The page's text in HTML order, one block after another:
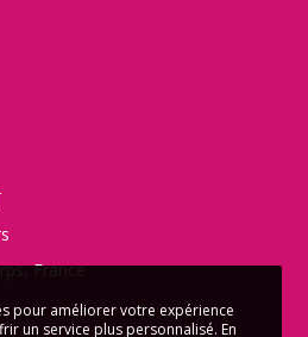
France
pour améliorer votre expérience
un service plus personnalisé. En